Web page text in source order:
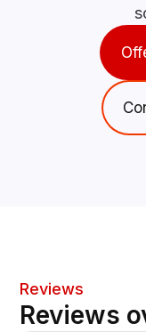
Reviews
Reviews